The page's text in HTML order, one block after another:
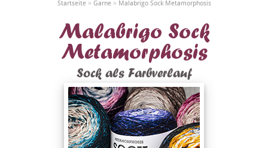
Startseite» Garne» Malabrigo Sock Metamorphosis
Malabrigo Sock
Metamorphosis
Sock als Farbverlauf